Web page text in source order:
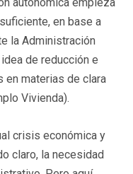
en base a
la Administración
de reducción e
en materias de clara
Vivienda).
crisis económica y
claro, la necesidad